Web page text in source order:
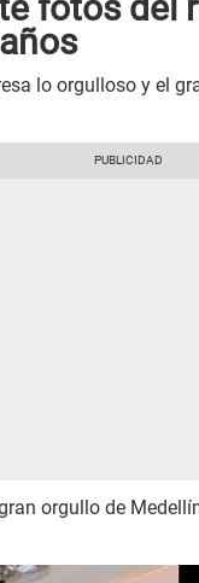
lo orgulloso y el
orgullo de